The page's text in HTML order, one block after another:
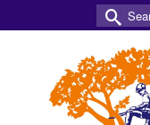
Search
for: